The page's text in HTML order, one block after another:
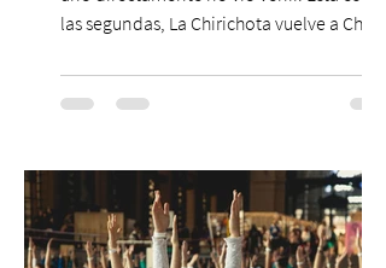
las segundas, La Chirichota vuelve a Chile.
Después de agotar entradas en su primer
paso por Santiago en 2025, el grupo
retorna al Teatro Estudio 13 con dos
funciones, el 14 y 15 de agosto de 2026,
para que nadie se quede con las ganas (de
nuevo). Llegan con la confianza de quien